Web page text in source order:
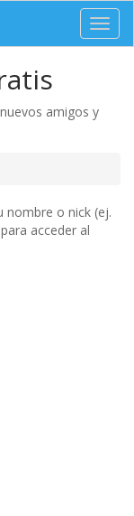
amigos y
nombre o nick (ej.
para acceder al